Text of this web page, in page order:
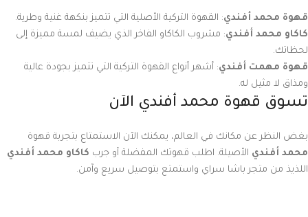
قهوة محمد أفندي: القهوة التركية الأصلية التي تتميز بنكهة غنية وطرية.
كاكاو محمد أفندي: مشروب الكاكاو الفاخر الذي يضيف لمسة مميزة إلى
لحظاتك.
قهوة مهمت أفندي: أشهر أنواع القهوة التركية التي تتميز بجودة عالية
ومذاق لا مثيل له.
تسوق قهوة محمد أفندي الآن
بغض النظر عن مكانك في العالم، يمكنك الآن الاستمتاع بتجربة قهوة
محمد أفندي الأصيلة. اطلب قهوتك المفضلة أو جرب كاكاو محمد أفندي
اللذيذ من متجر باشا سراي واستمتع بتوصيل سريع وآمن.